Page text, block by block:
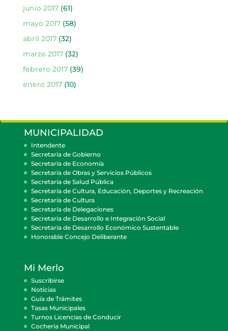
junio 2017(61)
mayo 2017(58)
abril 2017(32)
marzo 2017(32)
febrero 2017(39)
enero 2017(10)
MUNICIPALIDAD
Intendente
Secretaría de Gobierno
Secretaría de Economía
Secretaría de Obras y Servicios Públicos
Secretaría de Salud Pública
Secretaría de Cultura, Educación, Deportes y Recreación
Secretaría de Cultura
Secretaría de Delegaciones
Secretaría de Desarrollo e Integración Social
Secretaría de Desarrollo Económico Sustentable
Honorable Concejo Deliberante
Mi Merlo
Suscribirse
Noticias
Guía de Trámites
Tasas Municipales
Turnos Licencias de Conducir
Cocheria Municipal